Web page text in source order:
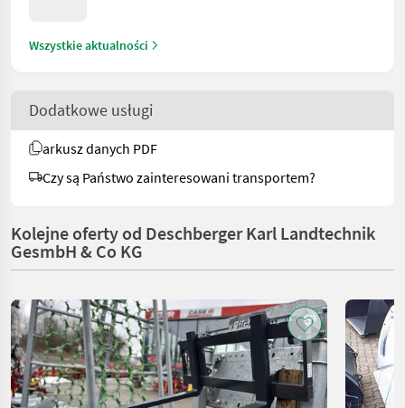
Wszystkie aktualności
Dodatkowe usługi
arkusz danych PDF
Czy są Państwo zainteresowani transportem?
Kolejne oferty od Deschberger Karl Landtechnik
GesmbH & Co KG